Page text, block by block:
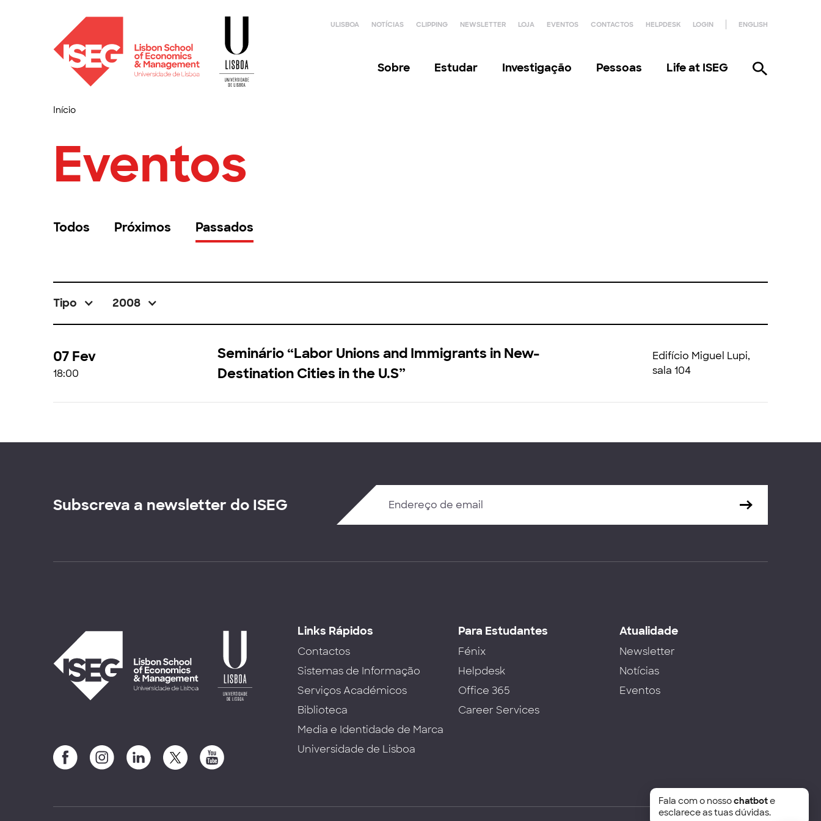
ULISBOA NOTÍCIAS CLIPPING NEWSLETTER LOJA EVENTOS CONTACTOS HELPDESK LOGIN ENGLISH
Sobre Estudar Investigação Pessoas Life at ISEG
Início
Eventos
Todos Próximos Passados
Tipo 2008
07 Fev
18:00
Seminário “Labor Unions and Immigrants in New-
Destination Cities in the U.S”
Edifício Miguel Lupi,
sala 104
Subscreva a newsletter do ISEG
Links Rápidos
Contactos
Sistemas de Informação
Serviços Académicos
Biblioteca
Media e Identidade de Marca
Universidade de Lisboa
Para Estudantes
Fénix
Helpdesk
Office 365
Career Services
Atualidade
Newsletter
Notícias
Eventos
Fala com o nossochatbote
esclarece as tuas dúvidas.